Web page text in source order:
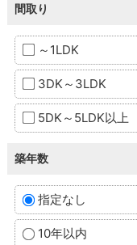
間取り
～1LDK
3DK～3LDK
5DK～5LDK以上
築年数
指定なし
10年以内